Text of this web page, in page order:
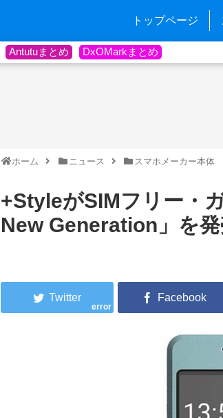
トップページ
Antutuまとめ DxOMarkまとめ
ホーム ニュース スマホメーカー本体
+StyleがSIMフリー・
New Generation」を
error